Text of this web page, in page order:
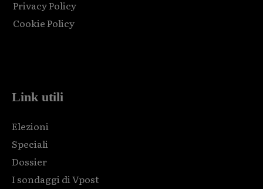
Privacy Policy
Cookie Policy
Link utili
Elezioni
Speciali
Dossier
I sondaggi di Vpost